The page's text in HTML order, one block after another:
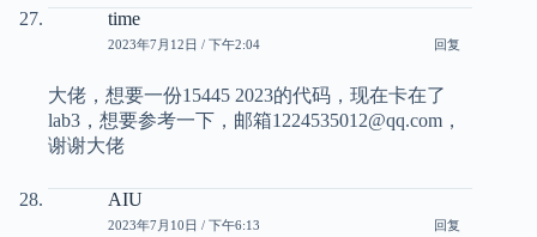
time
2023年7月12日 / 下午2:04 回复
大佬，想要一份15445 2023的代码，现在卡在了
lab3，想要参考一下，邮箱1224535012@qq.com，
谢谢大佬
AIU
2023年7月10日 / 下午6:13 回复